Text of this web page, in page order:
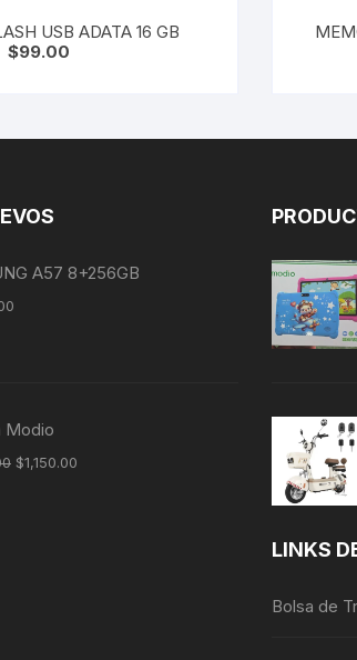
USB ADATA 16 GB
$99.00
A57 8+256GB
Modio
$1,150.00
LINKS
Bolsa de